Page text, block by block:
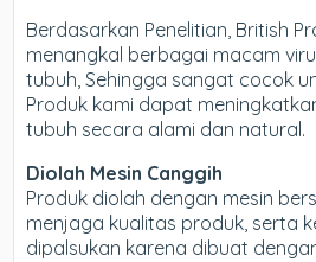
Berdasarkan Penelitian, British
menangkal berbagai macam
tubuh, Sehingga sangat cocok
Produk kami dapat
tubuh secara alami dan natural.
Diolah Mesin Canggih
Produk diolah dengan mesin
menjaga kualitas produk, serta
dipalsukan karena dibuat